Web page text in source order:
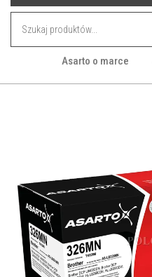
Asarto o marce